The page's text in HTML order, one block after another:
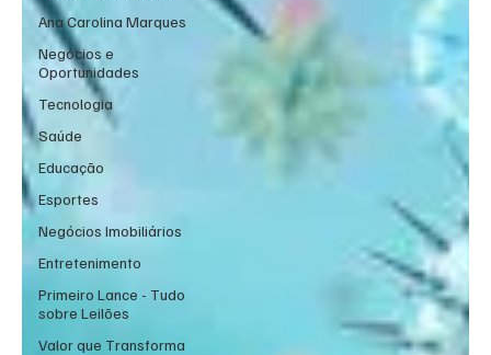
Ana Carolina Marques
Negócios e
Oportunidades
Tecnologia
Saúde
Educação
Esportes
Negócios Imobiliários
Entretenimento
Primeiro Lance - Tudo
sobre Leilões
Valor que Transforma